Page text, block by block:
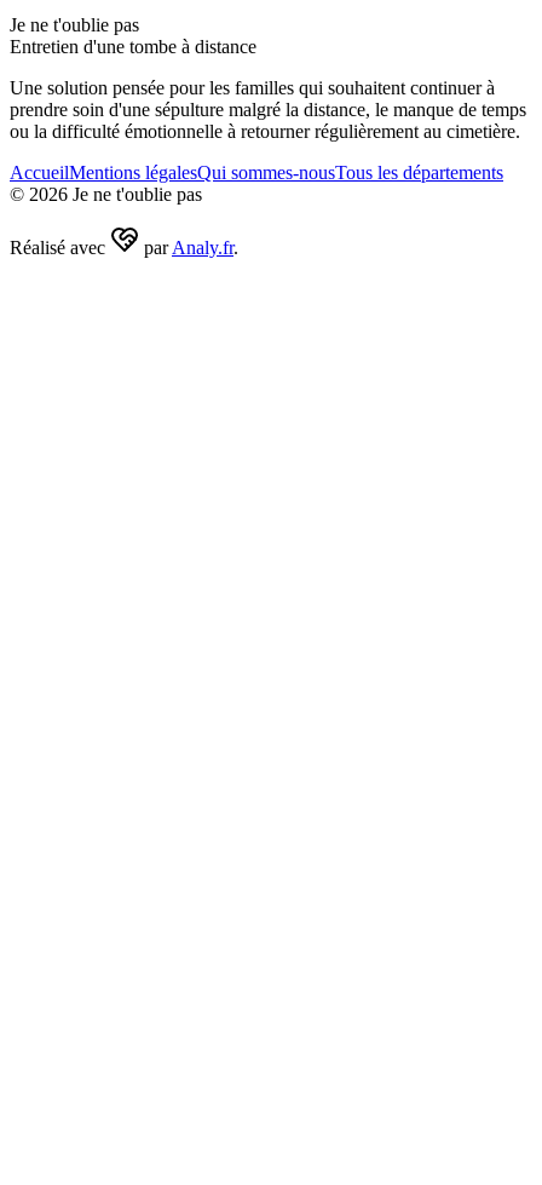
Je ne t'oublie pas
Entretien d'une tombe à distance
Une solution pensée pour les familles qui souhaitent continuer à
prendre soin d'une sépulture malgré la distance, le manque de temps
ou la difficulté émotionnelle à retourner régulièrement au cimetière.
AccueilMentions légalesQui sommes-nousTous les départements
© 2026 Je ne t'oublie pas
Réalisé avec par Analy.fr.